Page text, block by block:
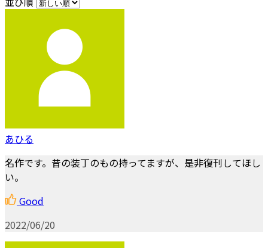
あひる
名作です。昔の装丁のもの持ってますが、是非復刊してほし
い。
Good
2022/06/20